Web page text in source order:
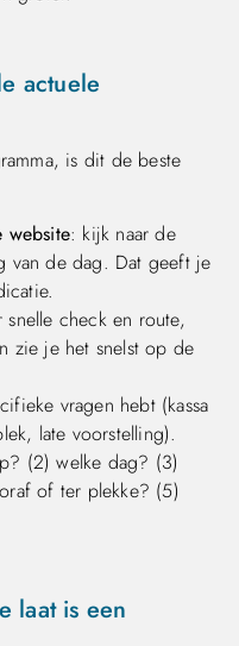
actuele
is dit de beste
website: kijk naar de
van de dag. Dat geeft je
check en route,
zie je het snelst op de
vragen hebt (kassa
late voorstelling).
(2) welke dag? (3)
of ter plekke? (5)
laat is een